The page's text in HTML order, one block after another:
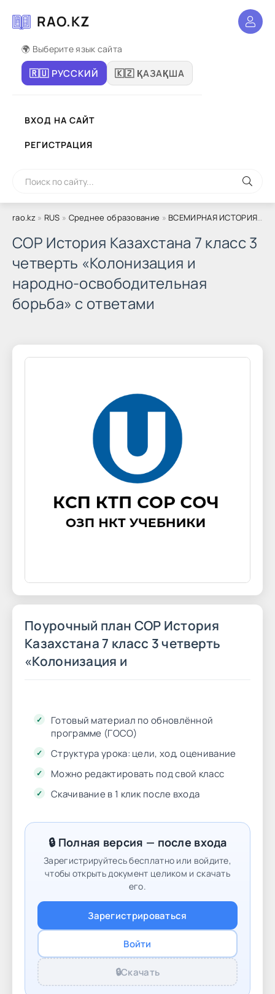
RAO.KZ
🌍 Выберите язык сайта
🇷🇺 РУССКИЙ 🇰🇿 ҚАЗАҚША
ВХОД НА САЙТ
РЕГИСТРАЦИЯ
rao.kz» RUS » Среднее образование » ВСЕМИРНАЯ ИСТОРИЯ»
СОР История Казахстана 7 класс 3
четверть «Колонизация и
народно-освободительная
борьба» с ответами
Поурочный план СОР История
Казахстана 7 класс 3 четверть
«Колонизация и
Готовый материал по обновлённой
программе (ГОСО)
Структура урока: цели, ход, оценивание
Можно редактировать под свой класс
Скачивание в 1 клик после входа
🔒 Полная версия — после входа
Зарегистрируйтесь бесплатно или войдите,
чтобы открыть документ целиком и скачать
его.
Зарегистрироваться
Войти
🔒Скачать